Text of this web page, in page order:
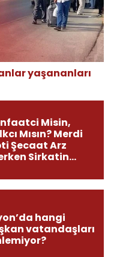
yaşananları
Misin,
Mısın? Merdi
Şecaat Arz
Sirkatin
hangi
vatandaşları